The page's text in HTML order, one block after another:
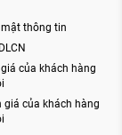
thông tin
của khách hàng
giá của khách hàng